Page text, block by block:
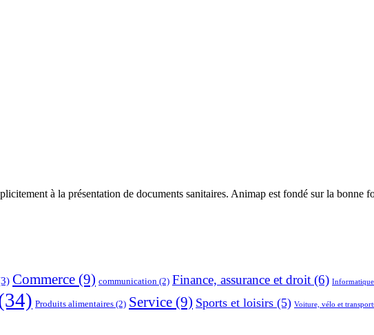
à la présentation de documents sanitaires. Animap est fondé sur la bonne
Commerce (9) communication (2) Finance, assurance et droit (6)
Produits alimentaires (2) Service (9) Sports et loisirs (5) Voiture, vélo et